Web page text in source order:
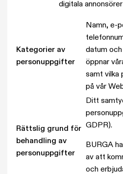
digitala
Kategorier av
personuppgifter
Namn, e-
datum och
öppnar
samt vilka
på vår
Rättslig grund för
behandling av
personuppgifter
Ditt
GDPR).
BURGA
av att
och